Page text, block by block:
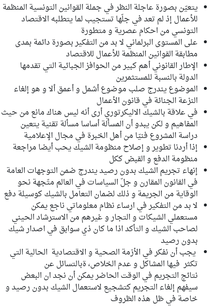
يتعيّن بصورة عاجلة النظر في جملة القوانين التونسية المنظمة
للأعمال إذ لم تعد في جلّها تستجيب لما يتطلبه الاقتصاد
التونسي من احكام عصرية و متطورة
على المستوى البرلماني لا بد من التفكير بصورة دائمة بمدى
مطابقة القوانين المنظمة للأعمال للاقتصاد
الإطار القانوني أهم كبير من الحوافز الجبائية التي تقدمها
الدولة بالنسبة للمستثمرين
الموضوع يندرج صلب موضوع أشمل و أعمق ألا و هو إلغاء
النزعة الجنائة في قانون الأعمال
في علاقة بالشيك الاليكرتوري أرى أنه ليس هناك مانع من حيث
المفاهيم و لكن يبدو أن المسألة أساسا مسألة تقنية يتعين
دراسة المشروع فنيّا من أهل الخبرة في مجال الإعلامية
إذا أردنا تطوير و إصلاح منظومة الشيك يحب أيضا مراجعة
منظومة الدفع و القبض ككل
إنهاء تجريم الشيك بدون رصيد يندرج ضمن التوجهات العامة
في القانون المقارن و جلّ السياسات في العالم متّجهة نحو
الوقاية من الجريمة و ذلك لضمان التعامل بالشيك كوسيلة دفع
لا بد من التفكير في ارساء نظام معلوماتي ناجع يمكن
مستعملي الشيكات و التجار و غيرهم من الاسترشاد الحيني
لصاحب الشيك و التأكد اذا ما كان ذي سوابق في اصدار شيك
بدون رصيد
يجب أن نفكر في الأزمة الصحية و الاقتصادية الحالية التي
تكثر فيها المشاكل و عدم الخلاص، ةبالتسائل عن
نتائج التجريم في الوقت الحاضر يمكن أن نجد ان البعض
سيفهم إلغاء التجريم كتشجيع لاستعمال الشيك بدون رصيد و
خاصة في ظل هذه الظروف